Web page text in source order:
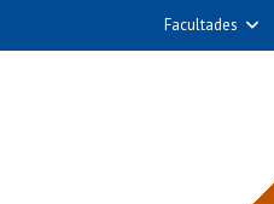
Facultades